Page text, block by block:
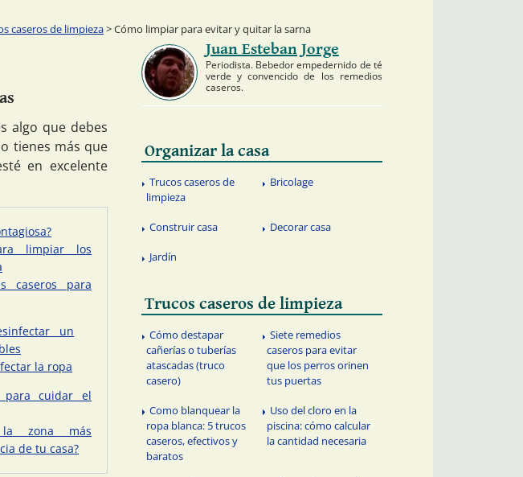
caseros de limpieza> Cómo limpiar para evitar y quitar la sarna
algo que debes
tienes más que
en excelente
limpiar los
caseros para
un
la ropa
para cuidar el
zona más
de tu casa?
Juan Esteban Jorge
Periodista. Bebedor empedernido de té
verde y convencido de los remedios
caseros.
Organizar la casa
Trucos caseros de
limpieza
Bricolage
Construir casa Decorar casa
Jardín
Trucos caseros de limpieza
Cómo destapar
cañerías o tuberías
atascadas (truco
casero)
Siete remedios
caseros para evitar
que los perros orinen
tus puertas
Como blanquear la
ropa blanca: 5 trucos
caseros, efectivos y
baratos
Uso del cloro en la
piscina: cómo calcular
la cantidad necesaria